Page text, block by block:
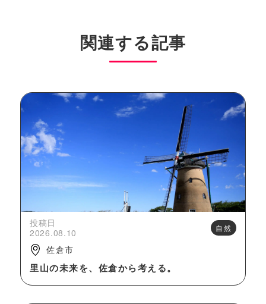
関連する記事
投稿日
2026.08.10
自然
佐倉市
里山の未来を、佐倉から考える。